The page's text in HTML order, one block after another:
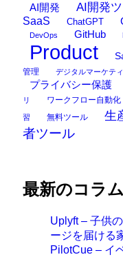
AI開発 AI開発
SaaS
ChatGPT
DevOps GitHub
Product
管理
デジタルマーケテ
プライバシー保護
リ
ワークフロー自動化
習 無料ツール 生
者ツール
最新のコラム
Uplyft – 子供
ージを届ける
PilotCue – イ